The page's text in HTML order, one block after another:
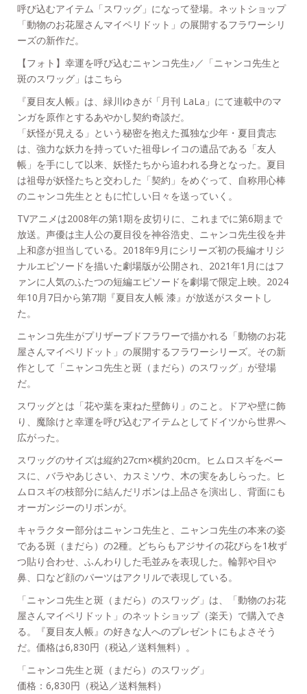
呼び込むアイテム「スワッグ」になって登場。ネットショップ
「動物のお花屋さんマイペリドット」の展開するフラワーシリ
ーズの新作だ。
【フォト】幸運を呼び込むニャンコ先生♪／「ニャンコ先生と
斑のスワッグ」はこちら
『夏目友人帳』は、緑川ゆきが「月刊 LaLa」にて連載中のマ
ンガを原作とするあやかし契約奇談だ。
「妖怪が見える」という秘密を抱えた孤独な少年・夏目貴志
は、強力な妖力を持っていた祖母レイコの遺品である「友人
帳」を手にして以来、妖怪たちから追われる身となった。夏目
は祖母が妖怪たちと交わした「契約」をめぐって、自称用心棒
のニャンコ先生とともに忙しい日々を送っていく。
TVアニメは2008年の第1期を皮切りに、これまでに第6期まで
放送。声優は主人公の夏目役を神谷浩史、ニャンコ先生役を井
上和彦が担当している。2018年9月にシリーズ初の長編オリジ
ナルエピソードを描いた劇場版が公開され、2021年1月にはフ
ァンに人気のふたつの短編エピソードを劇場で限定上映。2024
年10月7日から第7期『夏目友人帳 漆』が放送がスタートし
た。
ニャンコ先生がプリザーブドフラワーで描かれる「動物のお花
屋さんマイペリドット」の展開するフラワーシリーズ。その新
作として「ニャンコ先生と斑（まだら）のスワッグ」が登場
だ。
スワッグとは「花や葉を束ねた壁飾り」のこと。ドアや壁に飾
り、魔除けと幸運を呼び込むアイテムとしてドイツから世界へ
広がった。
スワッグのサイズは縦約27cm×横約20cm。ヒムロスギをベー
スに、バラやあじさい、カスミソウ、木の実をあしらった。ヒ
ムロスギの枝部分に結んだリボンは上品さを演出し、背面にも
オーガンジーのリボンが。
キャラクター部分はニャンコ先生と、ニャンコ先生の本来の姿
である斑（まだら）の2種。どちらもアジサイの花びらを1枚ず
つ貼り合わせ、ふんわりした毛並みを表現した。輪郭や目や
鼻、口など顔のパーツはアクリルで表現している。
「ニャンコ先生と斑（まだら）のスワッグ」は、「動物のお花
屋さんマイペリドット」のネットショップ（楽天）で購入でき
る。『夏目友人帳』の好きな人へのプレゼントにもよさそう
だ。価格は6,830円（税込／送料無料）。
「ニャンコ先生と斑（まだら）のスワッグ」
価格：6,830円（税込／送料無料）